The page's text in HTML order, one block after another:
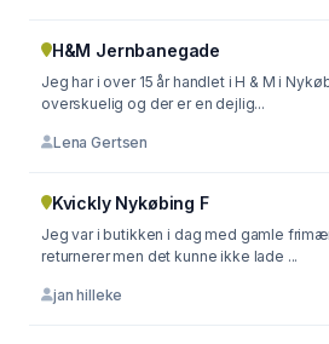
H&M Jernbanegade
Jeg har i over 15 år handlet i H & M i
overskuelig og der er en dejlig...
Lena Gertsen
Kvickly Nykøbing F
Jeg var i butikken i dag med gamle frimærker 8kr's
returnerer men det kunne ikke lade ...
jan hilleke